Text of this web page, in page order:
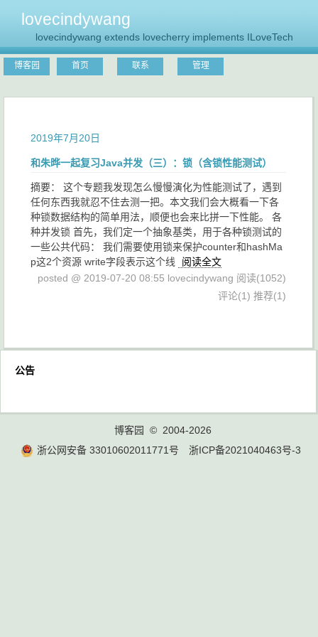
lovecindywang
lovecindywang extends lovecherry implements ILoveTech
博客园 首页 联系 管理
2019年7月20日
和朱晔一起复习Java并发（三）：锁（含锁性能测试）
摘要： 这个专题我发现怎么慢慢演化为性能测试了，遇到
任何东西我就忍不住去测一把。本文我们会大概看一下各
种锁数据结构的简单用法，顺便也会来比拼一下性能。 各
种并发锁 首先，我们定一个抽象基类，用于各种锁测试的
一些公共代码： 我们需要使用锁来保护counter和hashMa
p这2个资源 write字段表示这个线
阅读全文
posted @ 2019-07-20 08:55 lovecindywang 阅读(1052)
评论(1) 推荐(1)
公告
博客园
© 2004-2026
浙公网安备 33010602011771号
浙ICP备2021040463号-3